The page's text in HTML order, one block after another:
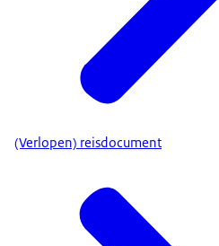
(Verlopen) reisdocument